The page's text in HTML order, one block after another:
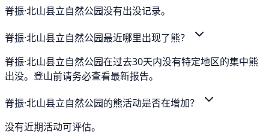
脊振·北山县立自然公园没有出没记录。
脊振·北山县立自然公园最近哪里出现了熊？
脊振·北山县立自然公园在过去30天内没有特定地区的集中熊
出没。登山前请务必查看最新报告。
脊振·北山县立自然公园的熊活动是否在增加？
没有近期活动可评估。